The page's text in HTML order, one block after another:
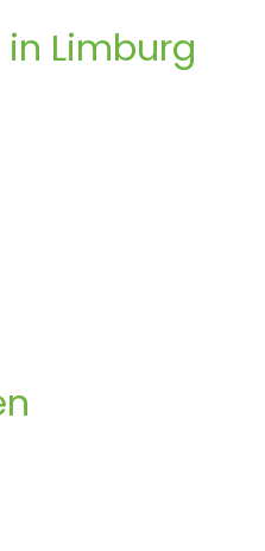
Limburg